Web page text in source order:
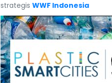
strategis WWF Indonesia